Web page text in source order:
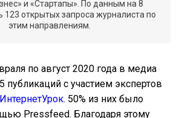
и «Стартапы». По данным на 8
123 открытых запроса журналиста по
этим направлениям.
по август 2020 года в медиа
с участием экспертов
ИнтернетУрок. 50% из них было
Pressfeed. Благодаря этому